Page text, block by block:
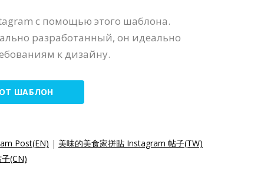
с помощью этого шаблона.
разработанный, он идеально
к дизайну.
ШАБЛОН
Post(EN) | 美味的美食家拼貼 Instagram 帖子(TW)
(CN)